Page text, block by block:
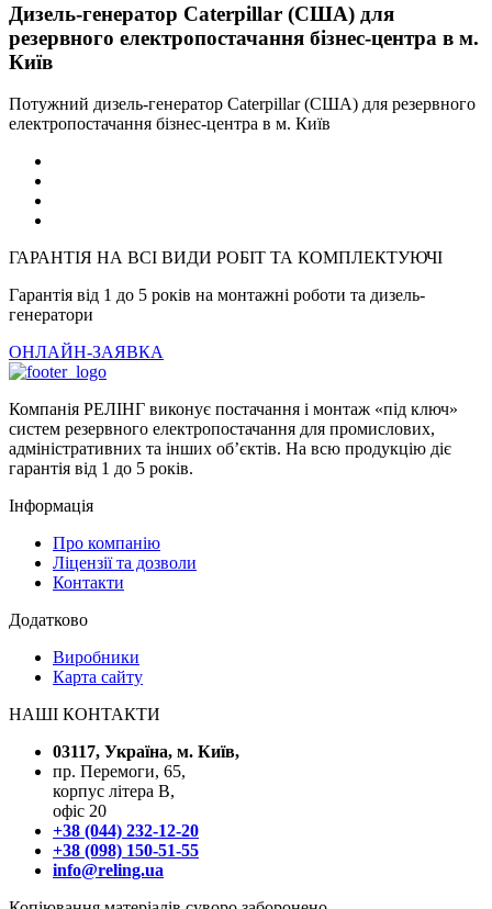
Дизель-генератор Caterpillar (США) для
резервного електропостачання бізнес-центра в м.
Київ
Потужний дизель-генератор Caterpillar (США) для резервного
електропостачання бізнес-центра в м. Київ
ГАРАНТІЯ НА ВСІ ВИДИ РОБІТ ТА КОМПЛЕКТУЮЧІ
Гарантія від 1 до 5 років на монтажні роботи та дизель-
генератори
ОНЛАЙН-ЗАЯВКА
Компанія РЕЛІНГ виконує постачання і монтаж «під ключ»
систем резервного електропостачання для промислових,
адміністративних та інших об’єктів. На всю продукцію діє
гарантія від 1 до 5 років.
Інформація
Про компанію
Ліцензії та дозволи
Контакти
Додатково
Виробники
Карта сайту
НАШІ КОНТАКТИ
03117, Україна, м. Київ,
пр. Перемоги, 65,
корпус літера В,
офіс 20
+38 (044) 232-12-20
+38 (098) 150-51-55
info@reling.ua